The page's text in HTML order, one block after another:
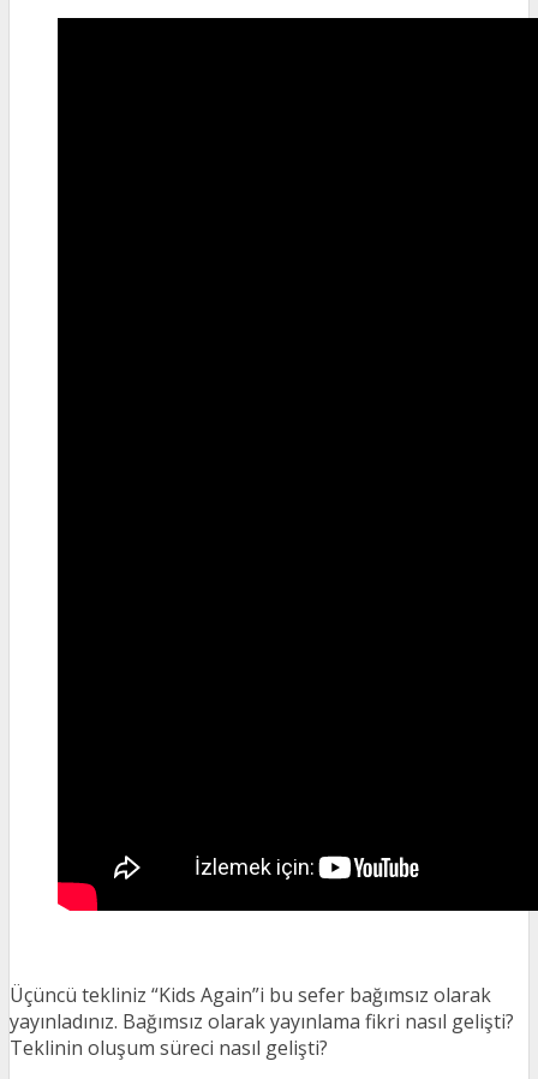
Üçüncü tekliniz “Kids Again”i bu sefer bağımsız olarak
yayınladınız. Bağımsız olarak yayınlama fikri nasıl gelişti?
Teklinin oluşum süreci nasıl gelişti?